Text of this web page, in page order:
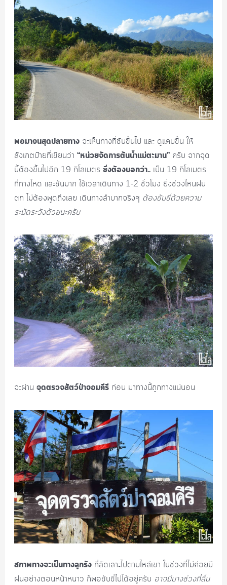
พอมาจนสุดปลายทางจะเห็นทางที่ชันขึ้นไป และ ดูแคบขึ้น ให้
สังเกตป้ายที่เขียนว่า “หน่วยจัดการต้นน้ำแม่ตะมาน”ครับ จากจุด
นี้ต้องขึ้นไปอีก 19 กิโลเมตร ซึ่งต้องบอกว่า..เป็น 19 กิโลเมตร
ที่ทางโหด และชันมาก ใช้เวลาเดินทาง 1-2 ชั่วโมง ยิ่งช่วงไหนฝน
ตก ไม่ต้องพูดถึงเลย เดินทางลำบากจริงๆ ต้องขับขี่ด้วยความ
ระมัดระวังด้วยนะครับ
จะผ่าน จุดตรวจสัตว์ป่าจอมคีรีก่อน มาทางนี้ถูกทางแน่นอน
สภาพทางจะเป็นทางลูกรังที่ลัดเลาะไปตามไหล่เขา ในช่วงที่ไม่ค่อยมี
ฝนอย่างตอนหน้าหนาว ก็พอขับขี่ไปได้อยู่ครับ อาจมีบางช่วงที่ลื่น